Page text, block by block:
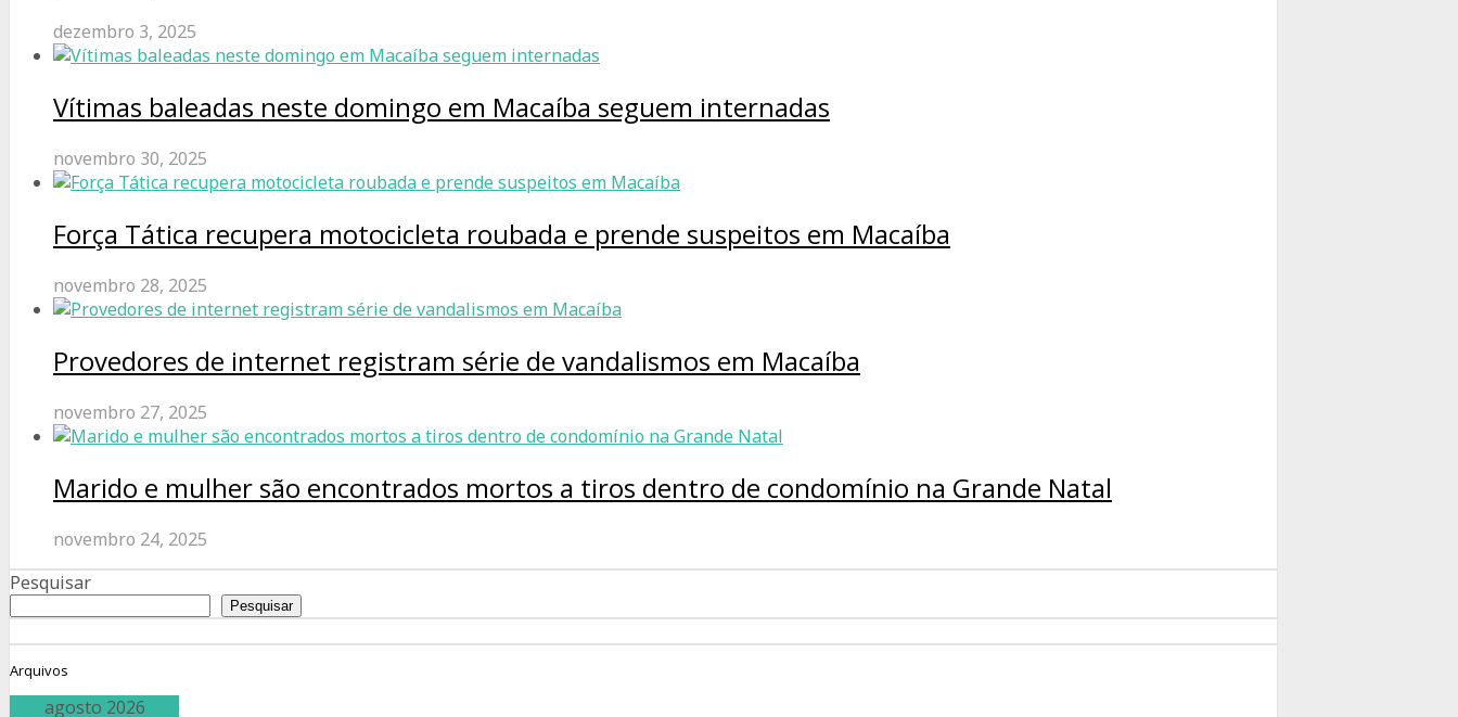
dezembro 3, 2025
Vítimas baleadas neste domingo em Macaíba seguem internadas
novembro 30, 2025
Força Tática recupera motocicleta roubada e prende suspeitos em Macaíba
novembro 28, 2025
Provedores de internet registram série de vandalismos em Macaíba
novembro 27, 2025
Marido e mulher são encontrados mortos a tiros dentro de condomínio na Grande Natal
novembro 24, 2025
Pesquisar
Pesquisar
Arquivos
agosto 2026